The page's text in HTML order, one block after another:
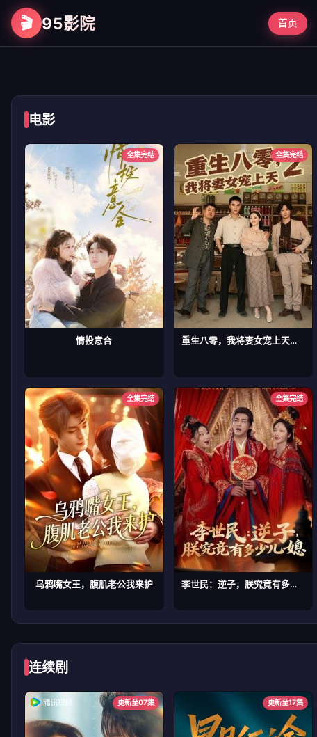
🎬 95影院 首页
第二次初见
电影
全集完结
情投意合
全集完结
重生八零，我将妻女宠上天第二部
全集完结
乌鸦嘴女王，腹肌老公我来护
全集完结
李世民：逆子，朕究竟有多少儿媳
连续剧
更新至07集 更新至17集